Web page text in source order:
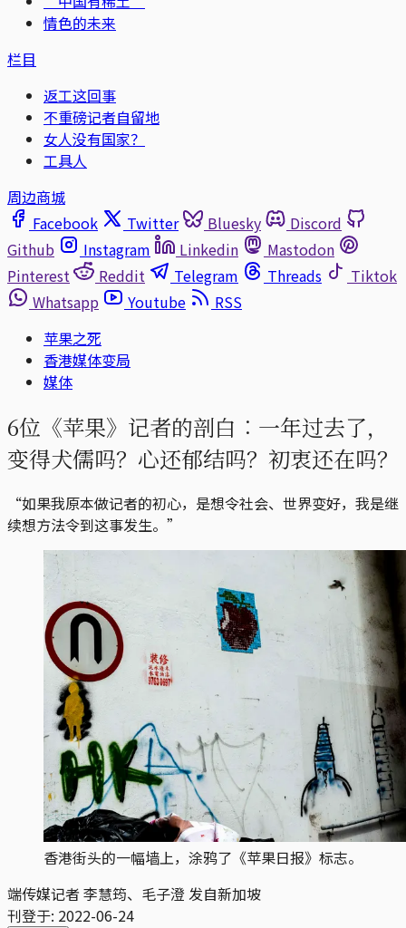
情色的未来
栏目
返工这回事
不重磅记者自留地
女人没有国家？
工具人
周边商城
Facebook
Twitter Bluesky
Discord
Github
Instagram Linkedin
Mastodon
Pinterest
Reddit Telegram Threads
Tiktok
Whatsapp
Youtube
RSS
苹果之死
香港媒体变局
媒体
6位《苹果》记者的剖白︰一年过去了，
变得犬儒吗？心还郁结吗？初衷还在吗？
“如果我原本做记者的初心，是想令社会、世界变好，我是继
续想方法令到这事发生。”
香港街头的一幅墙上，涂鸦了《苹果日报》标志。
端传媒记者 李慧筠、毛子澄 发自新加坡
刊登于: 2022-06-24